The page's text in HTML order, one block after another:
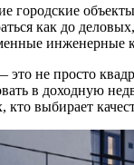
городские
как до
инженерные
это не просто
в доходную
выбирает